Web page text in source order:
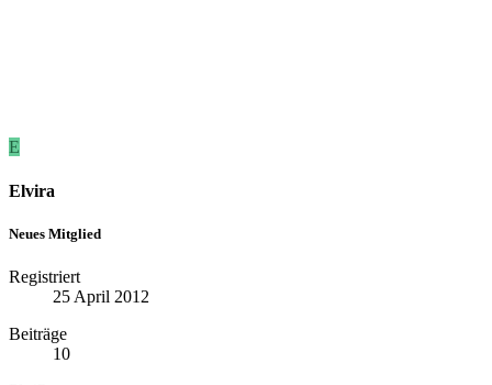
E
Elvira
Neues Mitglied
Registriert
25 April 2012
Beiträge
10